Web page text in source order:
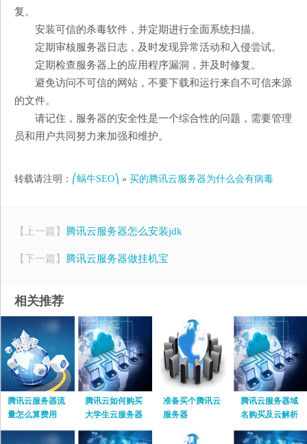
复。
安装可信的杀毒软件，并定期进行全面系统扫描。
定期审核服务器日志，及时发现异常活动和入侵尝试。
定期检查服务器上的应用程序漏洞，并及时修复。
避免访问不可信的网站，不要下载和运行来自不可信来源
的文件。
请记住，服务器的安全性是一个综合性的问题，需要管理
员和用户共同努力来加强和维护。
转载请注明： ⎛蜗牛SEO⎞ » 买的腾讯云服务器为什么会有病毒
【上一篇】 腾讯云服务器怎么安装jdk
【下一篇】 腾讯云服务器做挂机宝
相关推荐
腾讯云服务器流
量怎么算费用
腾讯云如何购买
大学生云服务器
准备买个腾讯云
服务器
腾讯云服务器域
名购买及云解析